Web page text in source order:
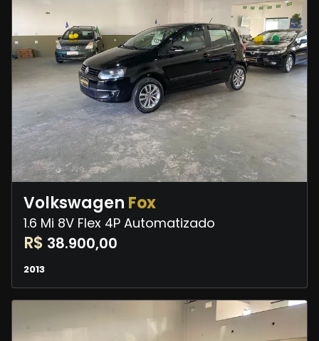
Volkswagen Fox
1.6 Mi 8V Flex 4P Automatizado
R$ 38.900,00
2013